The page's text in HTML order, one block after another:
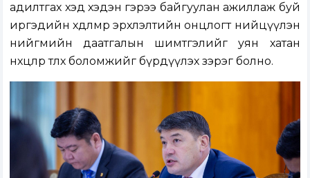
адилтгах хэд хэдэн гэрээ байгуулан ажиллаж буй
иргэдийн хөдөлмөр эрхлэлтийн онцлогт нийцүүлэн
нийгмийн даатгалын шимтгэлийг уян хатан
нөхцөлөөр төлөх боломжийг бүрдүүлэх зэрэг болно.